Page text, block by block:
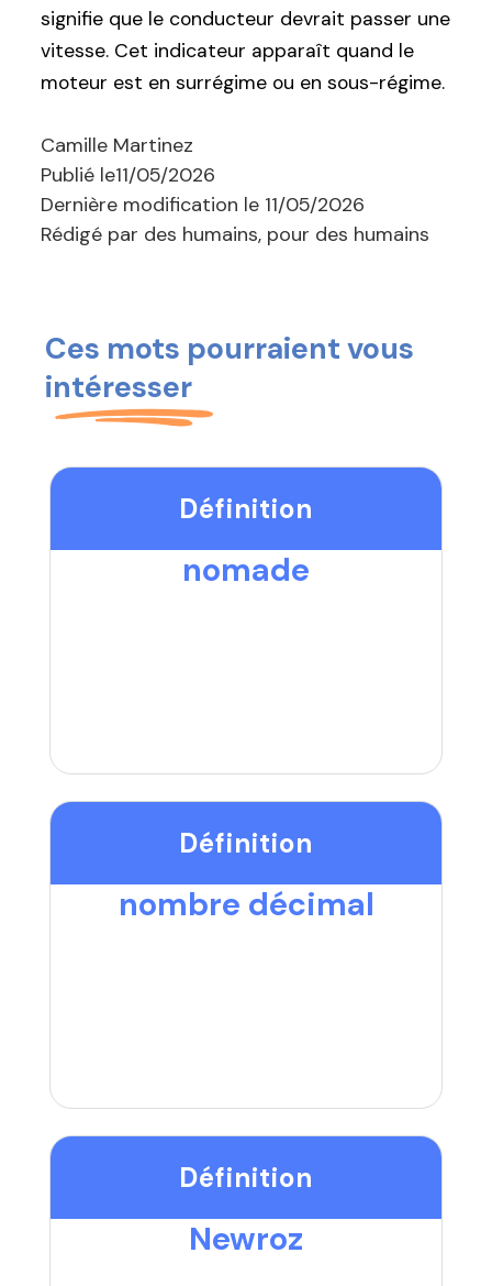
signifie que le conducteur devrait passer une
vitesse. Cet indicateur apparaît quand le
moteur est en surrégime ou en sous-régime.
Camille Martinez
Publié le11/05/2026
Dernière modification le 11/05/2026
Rédigé par des humains, pour des humains
Ces mots pourraient vous
intéresser
Définition
nomade
Définition
nombre décimal
Définition
Newroz